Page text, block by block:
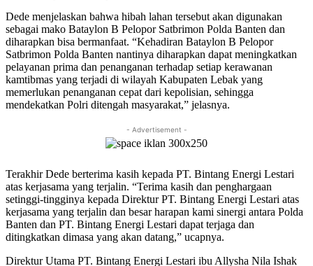
Dede menjelaskan bahwa hibah lahan tersebut akan digunakan
sebagai mako Bataylon B Pelopor Satbrimon Polda Banten dan
diharapkan bisa bermanfaat. “Kehadiran Bataylon B Pelopor
Satbrimon Polda Banten nantinya diharapkan dapat meningkatkan
pelayanan prima dan penanganan terhadap setiap kerawanan
kamtibmas yang terjadi di wilayah Kabupaten Lebak yang
memerlukan penanganan cepat dari kepolisian, sehingga
mendekatkan Polri ditengah masyarakat,” jelasnya.
- Advertisement -
Terakhir Dede berterima kasih kepada PT. Bintang Energi Lestari
atas kerjasama yang terjalin. “Terima kasih dan penghargaan
setinggi-tingginya kepada Direktur PT. Bintang Energi Lestari atas
kerjasama yang terjalin dan besar harapan kami sinergi antara Polda
Banten dan PT. Bintang Energi Lestari dapat terjaga dan
ditingkatkan dimasa yang akan datang,” ucapnya.
Direktur Utama PT. Bintang Energi Lestari ibu Allysha Nila Ishak